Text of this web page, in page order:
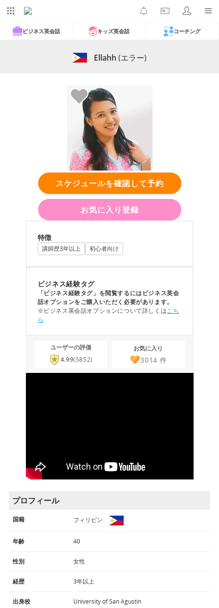
ビジネス英会話 キッズ英会話 コーチング
Ellahh (エラー)
スケジュールを確認して予約
お気に入り登録
特徴
講師歴3年以上 初心者向け
ビジネス経験タグ
「ビジネス経験タグ」を閲覧するにはビジネス英会
話オプションをご購入いただく必要があります。
※ビジネス英会話オプションについて詳しくはこち
ら
ユーザーの評価
4.99(5852)
お気に入り
3014 件
プロフィール
国籍 フィリピン
年齢 40
性別 女性
経歴 3年以上
出身校 University of San Agustin